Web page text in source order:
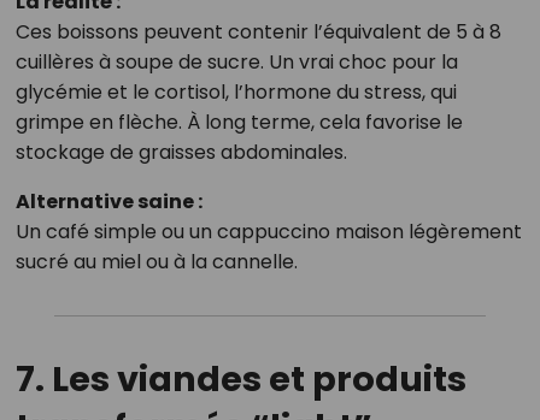
Ces boissons peuvent contenir l’équivalent de 5 à 8
cuillères à soupe de sucre. Un vrai choc pour la
glycémie et le cortisol, l’hormone du stress, qui
grimpe en flèche. À long terme, cela favorise le
stockage de graisses abdominales.
Alternative saine :
Un café simple ou un cappuccino maison légèrement
sucré au miel ou à la cannelle.
7. Les viandes et produits